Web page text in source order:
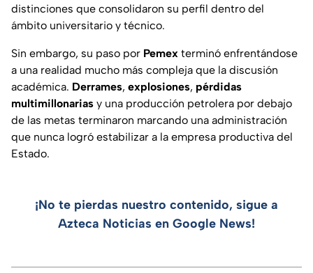
distinciones que consolidaron su perfil dentro del
ámbito universitario y técnico.
Sin embargo, su paso por Pemex terminó enfrentándose
a una realidad mucho más compleja que la discusión
académica. Derrames, explosiones, pérdidas
multimillonarias y una producción petrolera por debajo
de las metas terminaron marcando una administración
que nunca logró estabilizar a la empresa productiva del
Estado.
¡No te pierdas nuestro contenido, sigue a
Azteca Noticias en Google News!